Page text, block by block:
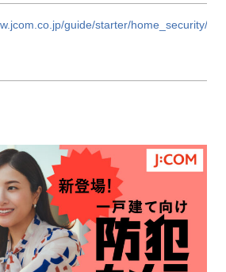
guide/starter/home_security/